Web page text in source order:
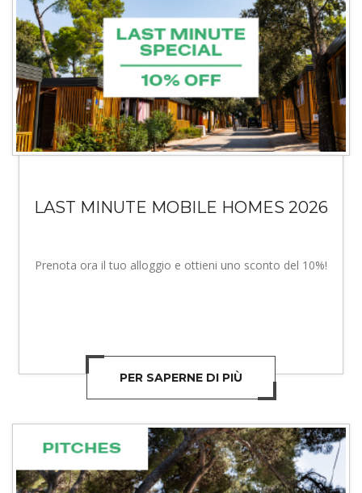
LAST MINUTE MOBILE HOMES 2026
Prenota ora il tuo alloggio e ottieni uno sconto del 10%!
PER SAPERNE DI PIÙ